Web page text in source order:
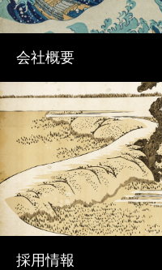
会社概要
採用情報